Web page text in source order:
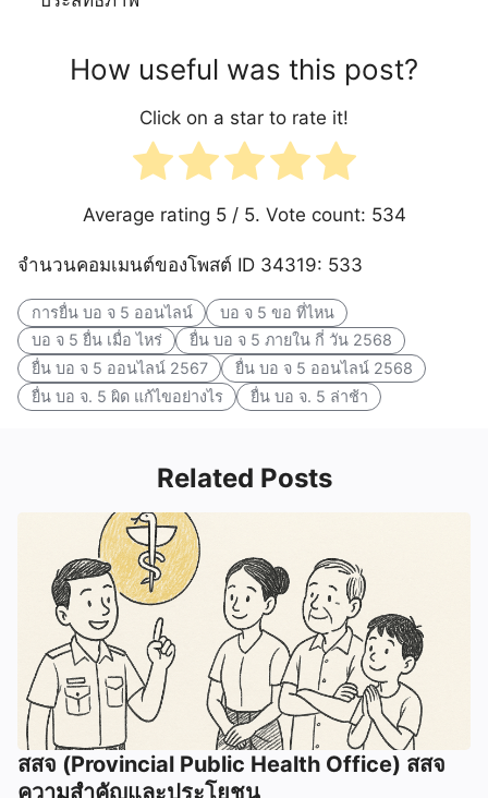
How useful was this post?
Click on a star to rate it!
Average rating 5/ 5. Vote count: 534
จำนวนคอมเมนต์ของโพสต์ ID 34319: 533
การยื่น บอ จ 5 ออนไลน์
บอ จ 5 ขอ ที่ไหน
บอ จ 5 ยื่น เมื่อ ไหร่
ยื่น บอ จ 5 ภายใน กี่ วัน 2568
ยื่น บอ จ 5 ออนไลน์ 2567
ยื่น บอ จ 5 ออนไลน์ 2568
ยื่น บอ จ. 5 ผิด แก้ไขอย่างไร
ยื่น บอ จ. 5 ล่าช้า
Related Posts
สสจ (Provincial Public Health Office) สสจ
ความสำคัญและประโยชน